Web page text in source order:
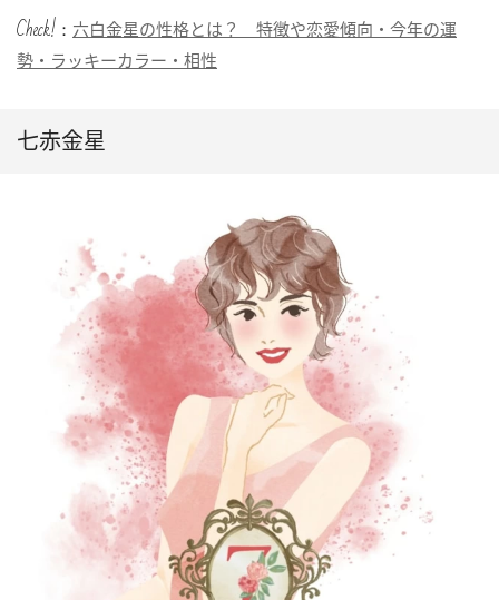
Check!： 六白金星の性格とは？ 特徴や恋愛傾向・今年の運
勢・ラッキーカラー・相性
七赤金星